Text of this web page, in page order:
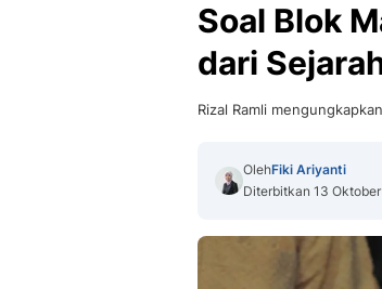
Soal Blok
dari
Rizal Ramli
OlehFiki Ariyanti
Diterbitkan 13